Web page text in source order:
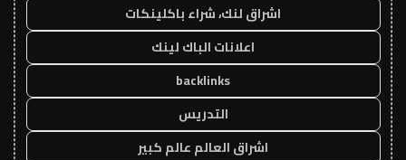
اشراق لنك، شراء باكلينكات
اعلانات الباك لينك
backlinks
التدريس
اشراق العالم عالم كبير